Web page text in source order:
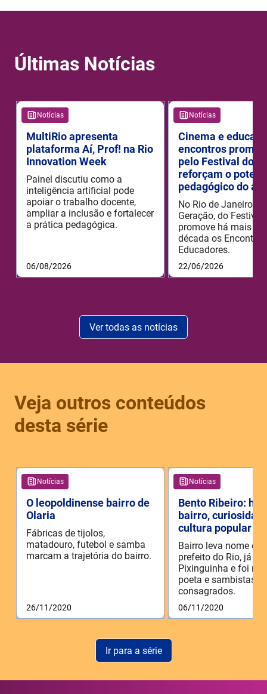
Últimas Notícias
Notícias
MultiRio apresenta
plataforma Aí, Prof! na Rio
Innovation Week
Painel discutiu como a
inteligência artificial pode
apoiar o trabalho docente,
ampliar a inclusão e fortalecer
a prática pedagógica.
06/08/2026
Notícias
Cinema e
encontros
pelo Festival do
reforçam o
pedagógico do
No Rio de Janeiro, o
Geração, do Festival
promove há mais de
década os
Educadores.
22/06/2026
Ver todas as notícias
Veja outros conteúdos
desta série
Notícias
O leopoldinense bairro de
Olaria
Fábricas de tijolos,
matadouro, futebol e samba
marcam a trajetória do bairro.
26/11/2020
Notícias
Bento Ribeiro:
bairro,
cultura popular
Bairro leva nome de
prefeito do Rio, já
Pixinguinha e foi
poeta e sambistas
consagrados.
06/11/2020
Ir para a série